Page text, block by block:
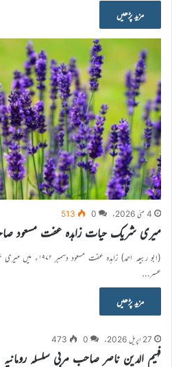
مزید پڑھیں
4 مئی 2026ء 0
513
میری شریک حیات زاہدہ عفت مسعود
(ابو ربیعہ احمد)
عسر…
مزید پڑھیں
27 اپریل 2026ء 0
473
فہیم الدین ناصر صاحب مربی سلسلہ رومانیہ